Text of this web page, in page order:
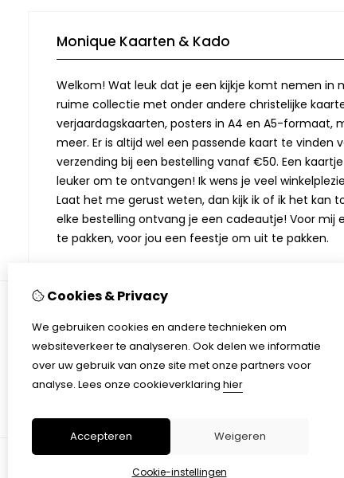
Monique Kaarten & Kado
Welkom! Wat leuk dat je een kijkje komt nemen in
ruime collectie met onder andere christelijke
verjaardagskaarten, posters in A4 en A5-formaat,
meer. Er is altijd wel een passende kaart te vinden
verzending bij een bestelling vanaf €50. Een
leuker om te ontvangen! Ik wens je veel
Laat het me gerust weten, dan kijk ik of ik het kan
elke bestelling ontvang je een cadeautje! Voor mij
te pakken, voor jou een feestje om uit te pakken.
Informatie
Over Monique Kaarten & Kado
Verzending
Algemene voorwaarden
Cookies & Privacy
We gebruiken cookies en andere technieken om
websiteverkeer te analyseren. Ook delen we informatie
over uw gebruik van onze site met onze partners voor
analyse. Lees onze cookieverklaring hier
Accepteren Weigeren
Cookie-instellingen